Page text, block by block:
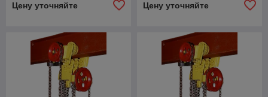
Цену уточняйте Цену уточняйте